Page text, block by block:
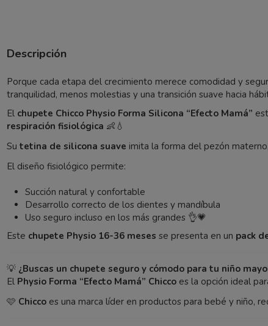
Descripción
Porque cada etapa del crecimiento merece comodidad y
tranquilidad, menos molestias y una transición suave hacia
El chupete Chicco Physio Forma Silicona “Efecto Mamá”
respiración fisiológica 👶💧
Sutetina de silicona suave imita la forma del pezón
El diseño fisiológico permite:
Succión natural y confortable
Desarrollo correcto de los dientes y mandíbula
Uso seguro incluso en los más grandes 👌💗
Este chupete Physio 16-36 meses se presenta en un pack
💡 ¿Buscas un chupete seguro y cómodo para tu niño
El Physio Forma “Efecto Mamá” Chicco es la opción ideal
🩷 Chicco es una marca líder en productos para bebé y niño,